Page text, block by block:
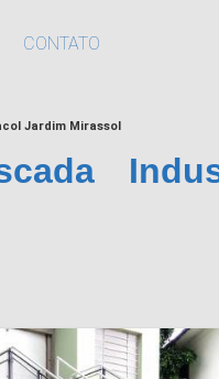
CONTATO
Jardim Mirassol